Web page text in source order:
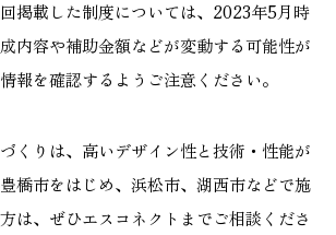
掲載した制度については、2023年5月時
内容や補助金額などが変動する可能性が
報を確認するようご注意ください。
くりは、高いデザイン性と技術・性能が
橋市をはじめ、浜松市、湖西市などで施
は、ぜひエスコネクトまでご相談くださ